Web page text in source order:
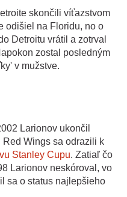
skončili víťazstvom
odišiel na Floridu, no o
Detroitu vrátil a zotrval
zostal posledným
v mužstve.
Larionov ukončil
Wings sa odrazili k
Stanley Cupu. Zatiaľ čo
Larionov neskóroval, vo
sa o status najlepšieho